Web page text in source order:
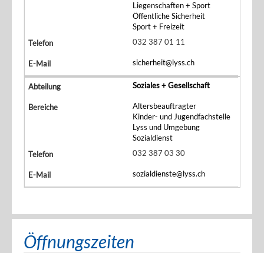
Liegenschaften + Sport
Öffentliche Sicherheit
Sport + Freizeit
032 387 01 11
sicherheit@lyss.ch
Soziales + Gesellschaft
Altersbeauftragter
Kinder- und Jugendfachstelle
Lyss und Umgebung
Sozialdienst
032 387 03 30
sozialdienste@lyss.ch
Öffnungszeiten